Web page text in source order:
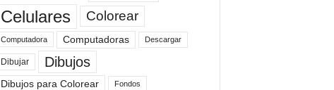
Celulares Colorear
Computadora Computadoras Descargar
Dibujar Dibujos
Dibujos para Colorear Fondos